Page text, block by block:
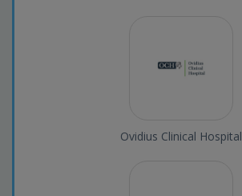
Ovidius Clinical Hospital